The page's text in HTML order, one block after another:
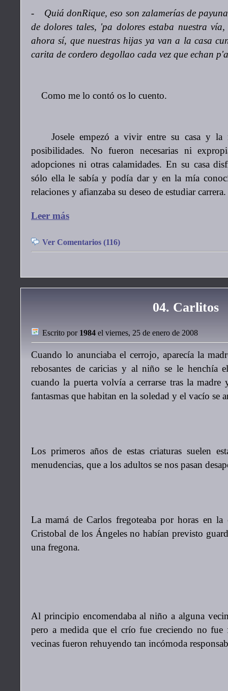
- Quiá donRique, eso son zalamerías de
de dolores tales, 'pa dolores estaba nuestra
ahora sí, que nuestras hijas ya van a la casa
carita de cordero degollao cada vez que echan
Como me lo contó os lo cuento.
Josele empezó a vivir entre su casa y la
posibilidades. No fueron necesarias ni
adopciones ni otras calamidades. En su casa
sólo ella le sabía y podía dar y en la mía
relaciones y afianzaba su deseo de estudiar carrera.
Leer más
Ver Comentarios (116)
04. Carlitos
Escrito por 1984 el viernes, 25 de enero de 2008
Cuando lo anunciaba el cerrojo, aparecía la
rebosantes de caricias y al niño se le henchía
cuando la puerta volvía a cerrarse tras la
fantasmas que habitan en la soledad y el vacío se
Los primeros años de estas criaturas suelen
menudencias, que a los adultos se nos pasan
La mamá de Carlos fregoteaba por horas en
Cristobal de los Ángeles no habían previsto
una fregona.
Al principio encomendaba al niño a alguna
pero a medida que el crío fue creciendo no fue
vecinas fueron rehuyendo tan incómoda